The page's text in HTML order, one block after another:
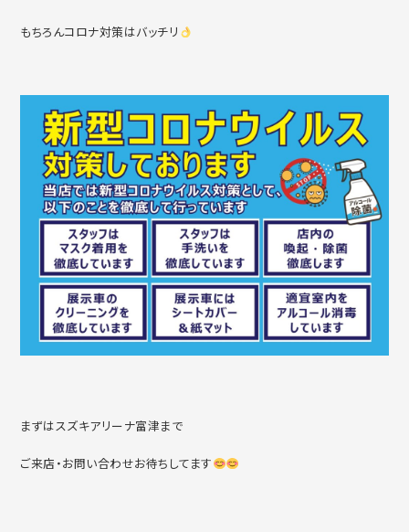
もちろんコロナ対策はバッチリ
まずはスズキアリーナ富津まで
ご来店・お問い合わせお待ちしてます